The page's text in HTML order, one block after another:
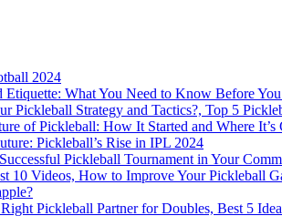
2024
Etiquette: What You Need to Know Before
Pickleball Strategy and Tactics?, Top 5
of Pickleball: How It Started and Where It’s
Pickleball’s Rise in IPL 2024
Pickleball Tournament in Your
10 Videos, How to Improve Your Pickleball
Pickleball Partner for Doubles, Best 5